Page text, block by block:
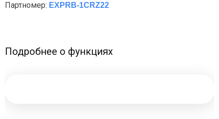
Партномер: EXPRB-1CRZ22
Подробнее о функциях